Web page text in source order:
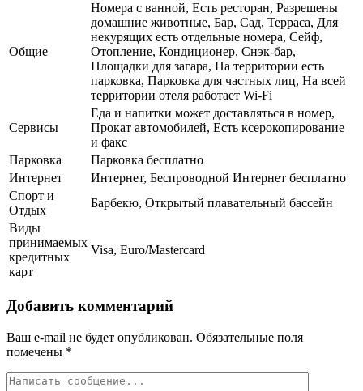
Общие
Номера с ванной, Есть ресторан, Разрешены
домашние животные, Бар, Сад, Терраса, Для
некурящих есть отдельные номера, Сейф,
Отопление, Кондиционер, Снэк-бар,
Площадки для загара, На территории есть
парковка, Парковка для частных лиц, На всей
территории отеля работает Wi-Fi
Сервисы
Еда и напитки может доставляться в номер,
Прокат автомобилей, Есть ксерокопирование
и факс
Парковка
Парковка бесплатно
Интернет
Интернет, Беспроводной Интернет бесплатно
Спорт и
Отдых
Барбекю, Открытый плавательный бассейн
Виды
принимаемых
кредитных
карт
Visa, Euro/Mastercard
Добавить комментарий
Ваш e-mail не будет опубликован. Обязательные поля
помечены *